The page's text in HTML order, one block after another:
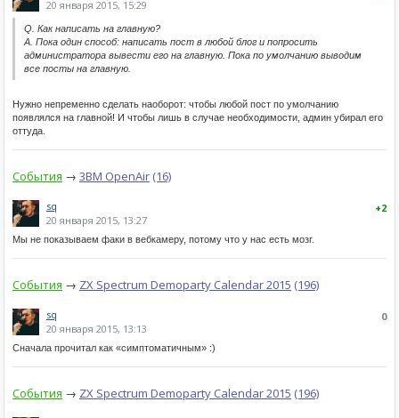
20 января 2015, 15:29
Q. Как написать на главную?
A. Пока один способ: написать пост в любой блог и попросить
администратора вывести его на главную. Пока по умолчанию выводим
все посты на главную.
Нужно непременно сделать наоборот: чтобы любой пост по умолчанию
появлялся на главной! И чтобы лишь в случае необходимости, админ убирал его
оттуда.
События → 3BM OpenAir (16)
+2
sq
20 января 2015, 13:27
Мы не показываем факи в вебкамеру, потому что у нас есть мозг.
События → ZX Spectrum Demoparty Calendar 2015 (196)
0
sq
20 января 2015, 13:13
Сначала прочитал как «симптоматичным» :)
События → ZX Spectrum Demoparty Calendar 2015 (196)